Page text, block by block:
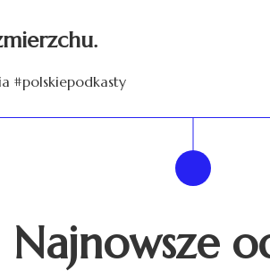
#polskiepodkasty
Najnowsze